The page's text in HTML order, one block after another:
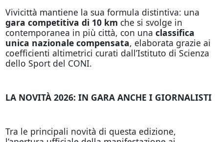
Vivicittà mantiene la sua formula distintiva: una
gara competitiva di 10 km che si svolge in
contemporanea in più città, con una classifica
unica nazionale compensata, elaborata grazie ai
coefficienti altimetrici curati dall’Istituto di Scienza
dello Sport del CONI.
LA NOVITÀ 2026: IN GARA ANCHE I GIORNALISTI
Tra le principali novità di questa edizione,